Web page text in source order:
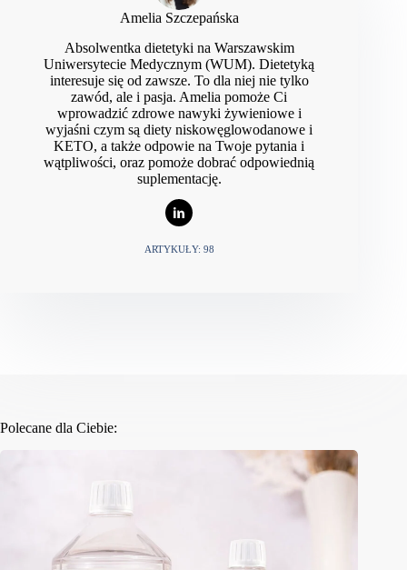
Amelia Szczepańska
Absolwentka dietetyki na Warszawskim
Uniwersytecie Medycznym (WUM). Dietetyką
interesuje się od zawsze. To dla niej nie tylko
zawód, ale i pasja. Amelia pomoże Ci
wprowadzić zdrowe nawyki żywieniowe i
wyjaśni czym są diety niskowęglowodanowe i
KETO, a także odpowie na Twoje pytania i
wątpliwości, oraz pomoże dobrać odpowiednią
suplementację.
ARTYKUŁY: 98
Polecane dla Ciebie: